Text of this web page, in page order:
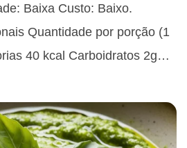
Baixa Custo: Baixo.
Quantidade por porção (1
40 kcal Carboidratos 2g…